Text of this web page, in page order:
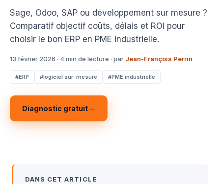
Sage, Odoo, SAP ou développement sur mesure ?
Comparatif objectif coûts, délais et ROI pour
choisir le bon ERP en PME industrielle.
13 février 2026 · 4 min de lecture · par Jean-François Perrin
#ERP #logiciel sur-mesure #PME industrielle
Diagnostic gratuit→
DANS CET ARTICLE